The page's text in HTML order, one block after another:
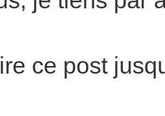
ce post